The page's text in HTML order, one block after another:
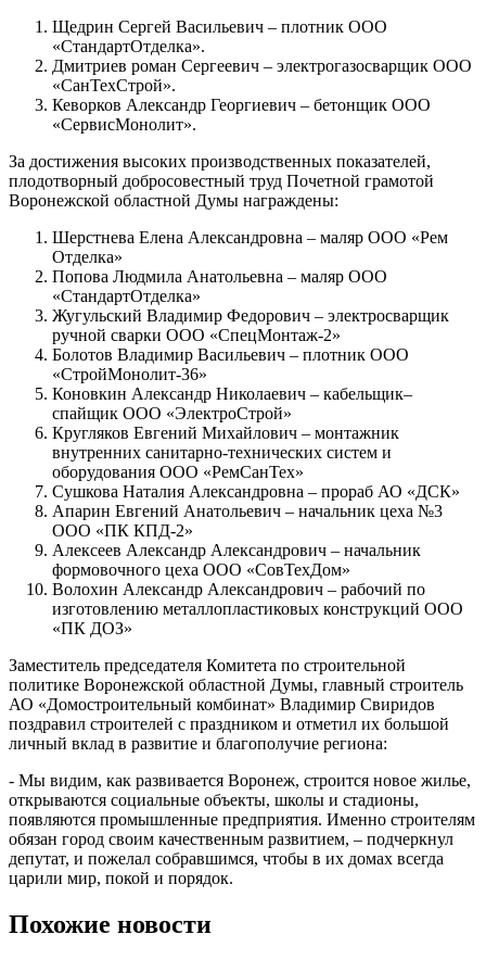
Щедрин Сергей Васильевич – плотник ООО
«СтандартОтделка».
Дмитриев роман Сергеевич – электрогазосварщик ООО
«СанТехСтрой».
Кеворков Александр Георгиевич – бетонщик ООО
«СервисМонолит».
За достижения высоких производственных показателей,
плодотворный добросовестный труд Почетной грамотой
Воронежской областной Думы награждены:
Шерстнева Елена Александровна – маляр ООО «Рем
Отделка»
Попова Людмила Анатольевна – маляр ООО
«СтандартОтделка»
Жугульский Владимир Федорович – электросварщик
ручной сварки ООО «СпецМонтаж-2»
Болотов Владимир Васильевич – плотник ООО
«СтройМонолит-36»
Коновкин Александр Николаевич – кабельщик–
спайщик ООО «ЭлектроСтрой»
Кругляков Евгений Михайлович – монтажник
внутренних санитарно-технических систем и
оборудования ООО «РемСанТех»
Сушкова Наталия Александровна – прораб АО «ДСК»
Апарин Евгений Анатольевич – начальник цеха №3
ООО «ПК КПД-2»
Алексеев Александр Александрович – начальник
формовочного цеха ООО «СовТехДом»
Волохин Александр Александрович – рабочий по
изготовлению металлопластиковых конструкций ООО
«ПК ДОЗ»
Заместитель председателя Комитета по строительной
политике Воронежской областной Думы, главный строитель
АО «Домостроительный комбинат» Владимир Свиридов
поздравил строителей с праздником и отметил их большой
личный вклад в развитие и благополучие региона:
- Мы видим, как развивается Воронеж, строится новое жилье,
открываются социальные объекты, школы и стадионы,
появляются промышленные предприятия. Именно строителям
обязан город своим качественным развитием, – подчеркнул
депутат, и пожелал собравшимся, чтобы в их домах всегда
царили мир, покой и порядок.
Похожие новости